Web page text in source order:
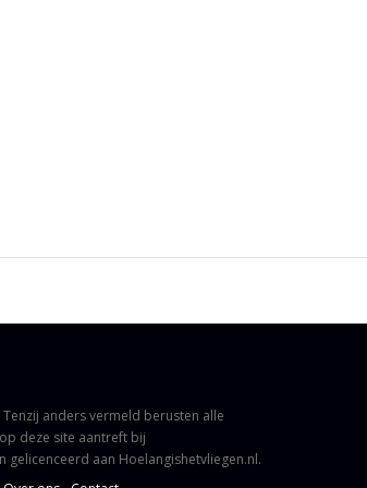
anders vermeld berusten alle
deze site aantreft bij
gelicenceerd aan Hoelangishetvliegen.nl.